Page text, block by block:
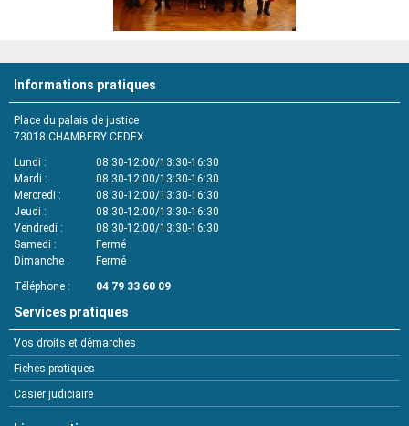
Informations pratiques
Place du palais de justice
73018 CHAMBERY CEDEX
Lundi
08:30-12:00/13:30-16:30
Mardi
08:30-12:00/13:30-16:30
Mercredi
08:30-12:00/13:30-16:30
Jeudi
08:30-12:00/13:30-16:30
Vendredi
08:30-12:00/13:30-16:30
Samedi
Fermé
Dimanche
Fermé
Téléphone
04 79 33 60 09
Services pratiques
Vos droits et démarches
Fiches pratiques
Casier judiciaire